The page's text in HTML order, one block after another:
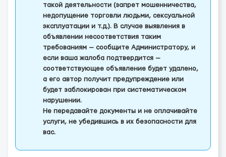
такой деятельности (запрет мошенничества,
недопущение торговли людьми, сексуальной
эксплуатации и т.д.). В случае выявления в
объявлении несоответствия таким
требованиям — сообщите Администратору, и
если ваша жалоба подтвердится —
соответствующее объявление будет удалено,
а его автор получит предупреждение или
будет заблокирован при систематическом
нарушении.
Не передавайте документы и не оплачивайте
услуги, не убедившись в их безопасности для
вас.